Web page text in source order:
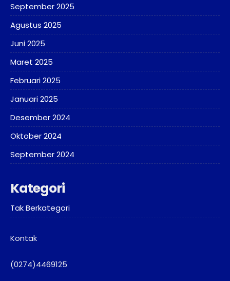
September 2025
Agustus 2025
Juni 2025
Maret 2025
Februari 2025
Januari 2025
Desember 2024
Oktober 2024
September 2024
Kategori
Tak Berkategori
Kontak
(0274)4469125